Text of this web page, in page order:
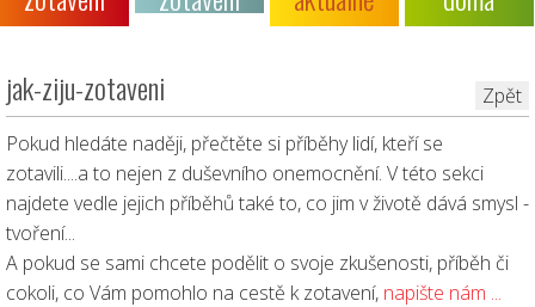
jak-ziju-zotaveni
Zpět
Pokud hledáte naději, přečtěte si příběhy lidí, kteří se
zotavili....a to nejen z duševního onemocnění. V této sekci
najdete vedle jejich příběhů také to, co jim v životě dává smysl -
tvoření...
A pokud se sami chcete podělit o svoje zkušenosti, příběh či
cokoli, co Vám pomohlo na cestě k zotavení, napište nám ...